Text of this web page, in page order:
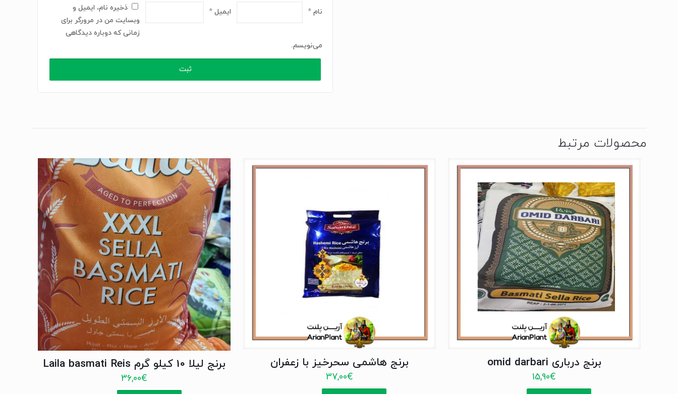
نام * ایمیل*
ذخیره نام، ایمیل و
وبسایت من در مرورگر برای
زمانی که دوباره دیدگاهی
می‌نویسم.
محصولات مرتبط
برنج درباری omid darbari
15,90€
برنج هاشمی سحرخیز با زعفران
37,00€
برنج لیلا 10 کیلو گرم Laila basmati Reis
36,00€